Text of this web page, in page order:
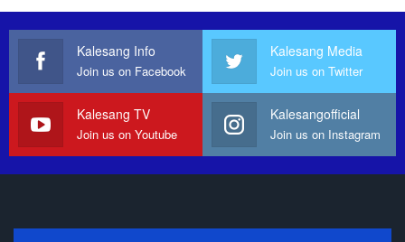
Kalesang Info
Join us on Facebook
Kalesang Media
Join us on Twitter
Kalesang TV
Join us on Youtube
Kalesangofficial
Join us on Instagram